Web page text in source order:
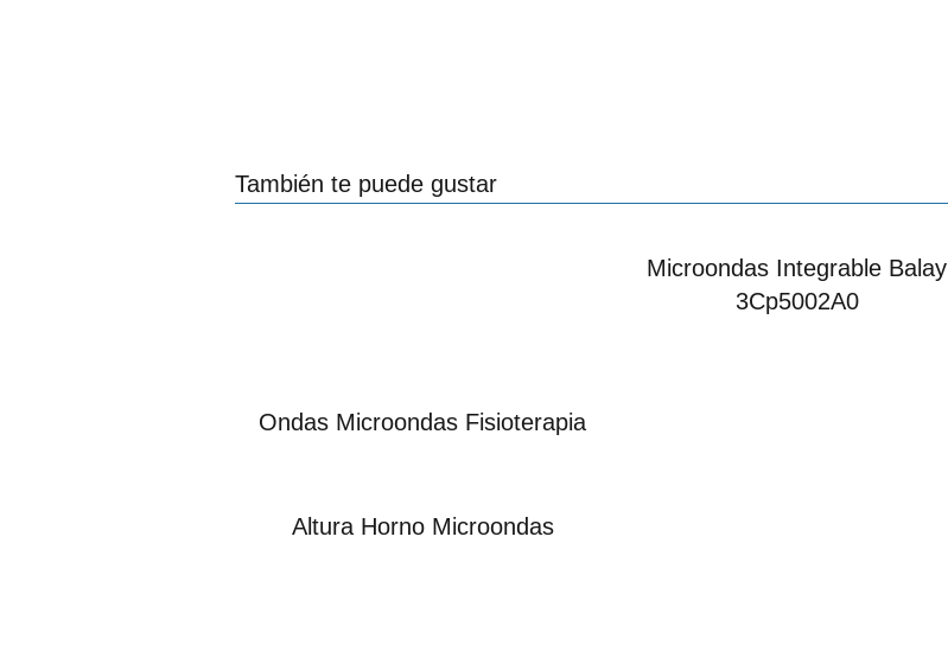
También te puede gustar
Ondas Microondas Fisioterapia
Microondas Integrable Balay
3Cp5002A0
Altura Horno Microondas